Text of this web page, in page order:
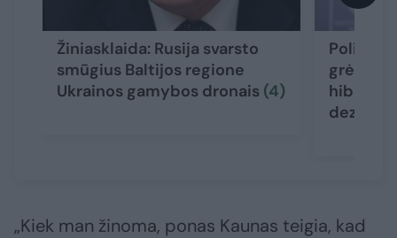
Žiniasklaida: Rusija svarsto
smūgius Baltijos regione
Ukrainos gamybos dronais (4)
Politikai
grėsmę
„Kiek man žinoma, ponas Kaunas teigia, kad